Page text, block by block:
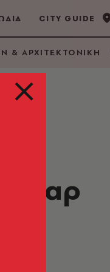
CITY GUIDE
& ΑΡΧΙΤΕΚΤΟΝΙΚΗ